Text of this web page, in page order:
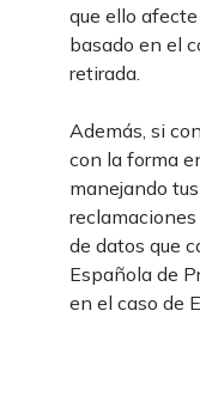
que ello
basado en el
retirada.
Además, si
con la forma
manejando
de datos que
Española de
en el caso de